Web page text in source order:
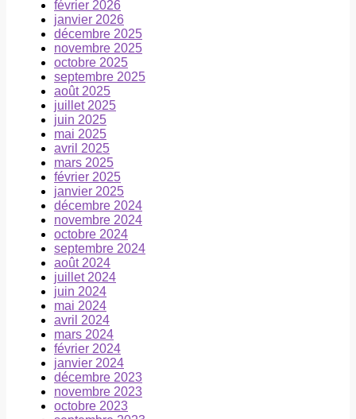
février 2026
janvier 2026
décembre 2025
novembre 2025
octobre 2025
septembre 2025
août 2025
juillet 2025
juin 2025
mai 2025
avril 2025
mars 2025
février 2025
janvier 2025
décembre 2024
novembre 2024
octobre 2024
septembre 2024
août 2024
juillet 2024
juin 2024
mai 2024
avril 2024
mars 2024
février 2024
janvier 2024
décembre 2023
novembre 2023
octobre 2023